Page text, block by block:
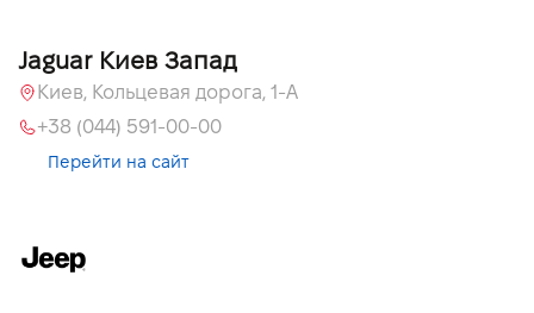
Jaguar Киев Запад
Киев, Кольцевая дорога, 1-А
+38 (044) 591-00-00
Перейти на сайт